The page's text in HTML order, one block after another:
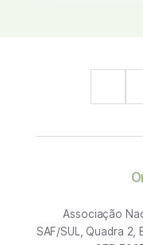
Associação
SAF/SUL, Quadra 2,